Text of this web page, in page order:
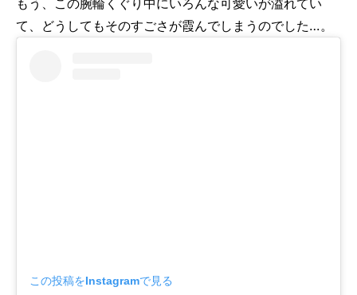
て、どうしてもそのすごさが霞んでしまうのでした…。
この投稿をInstagramで見る